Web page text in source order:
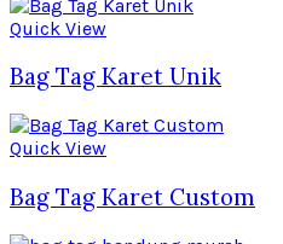
Quick View
Bag Tag Karet Unik
Quick View
Bag Tag Karet Custom